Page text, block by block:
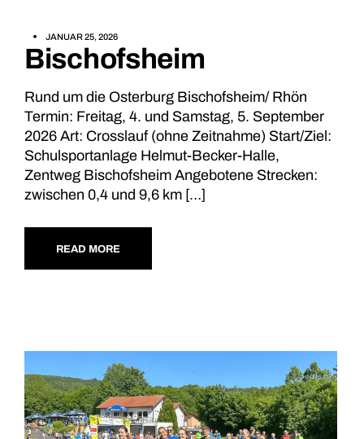
JANUAR 25, 2026
Bischofsheim
Rund um die Osterburg Bischofsheim/ Rhön
Termin: Freitag, 4. und Samstag, 5. September
2026 Art: Crosslauf (ohne Zeitnahme) Start/Ziel:
Schulsportanlage Helmut-Becker-Halle,
Zentweg Bischofsheim Angebotene Strecken:
zwischen 0,4 und 9,6 km […]
READ MORE